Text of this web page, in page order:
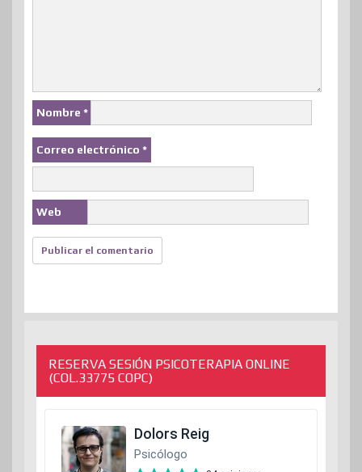
Nombre *
Correo electrónico *
Web
RESERVA SESIÓN PSICOTERAPIA ONLINE
(COL.33775 COPC)